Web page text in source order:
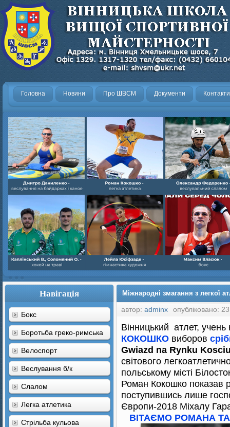
Головна Новини Про ШВСМ Документи Контакти
Навігація
Бокс
Боротьба греко-римська
Велоспорт
Веслування б/к
Cлалом
Легка атлетика
Стрільба кульова
Міжнародні змагання з легкої
автор: adminx опубліковано:
Вінницький атлет, учень
КОКОШКО виборов
Gwiazd na Rynku
світового
польському місті
Роман Кокошко показав
поступившись лише
Європи-2018 Міхалу
ВІТАЄМО РОМАНА